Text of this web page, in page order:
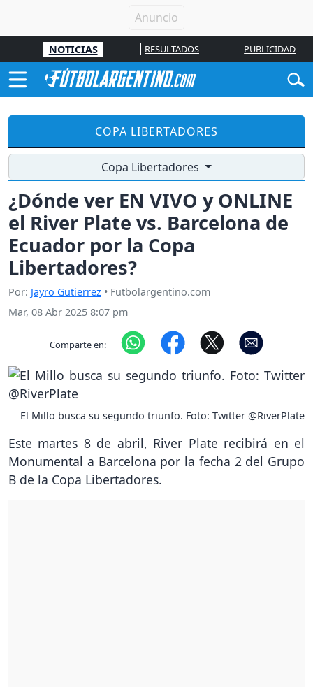
NOTICIAS RESULTADOS PUBLICIDAD
COPA LIBERTADORES
Copa Libertadores
¿Dónde ver EN VIVO y ONLINE
el River Plate vs. Barcelona de
Ecuador por la Copa
Libertadores?
Por: Jayro Gutierrez • Futbolargentino.com
Mar, 08 Abr 2025 8:07 pm
Comparte en:
El Millo busca su segundo triunfo. Foto: Twitter @RiverPlate
Este martes 8 de abril, River Plate recibirá en el
Monumental a Barcelona por la fecha 2 del Grupo
B de la Copa Libertadores.